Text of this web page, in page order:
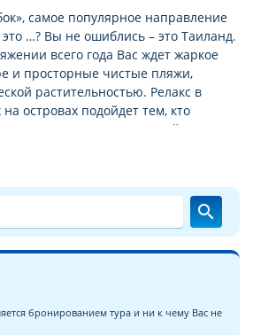
самое популярное направление
…? Вы не ошиблись – это Таиланд.
всего года Вас ждет жаркое
и просторные чистые пляжи,
растительностью. Релакс в
островах подойдет тем, кто
или ищет размеренный
в люкс-отелях на курортах
жить без тусовок и ночной
TREE PHUKET 5*
компании, и семье с детьми.
его требованиям. При выборе
search
бронированием тура и ни к чему Вас не